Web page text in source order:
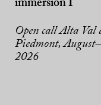
immersion I
Open call Alta Val
Piedmont,
2026